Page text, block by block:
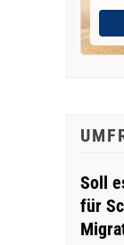
Soll
für